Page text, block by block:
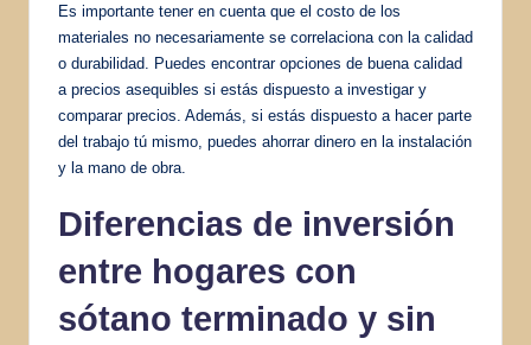
Es importante tener en cuenta que el costo de los
materiales no necesariamente se correlaciona con la calidad
o durabilidad. Puedes encontrar opciones de buena calidad
a precios asequibles si estás dispuesto a investigar y
comparar precios. Además, si estás dispuesto a hacer parte
del trabajo tú mismo, puedes ahorrar dinero en la instalación
y la mano de obra.
Diferencias de inversión
entre hogares con
sótano terminado y sin